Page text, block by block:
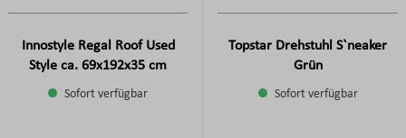
Innostyle Regal Roof Used
Style ca. 69x192x35 cm
Sofort verfügbar
Topstar Drehstuhl S`neaker
Grün
Sofort verfügbar